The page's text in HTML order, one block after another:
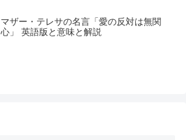
マザー・テレサの名言「愛の反対は無関
心」 英語版と意味と解説